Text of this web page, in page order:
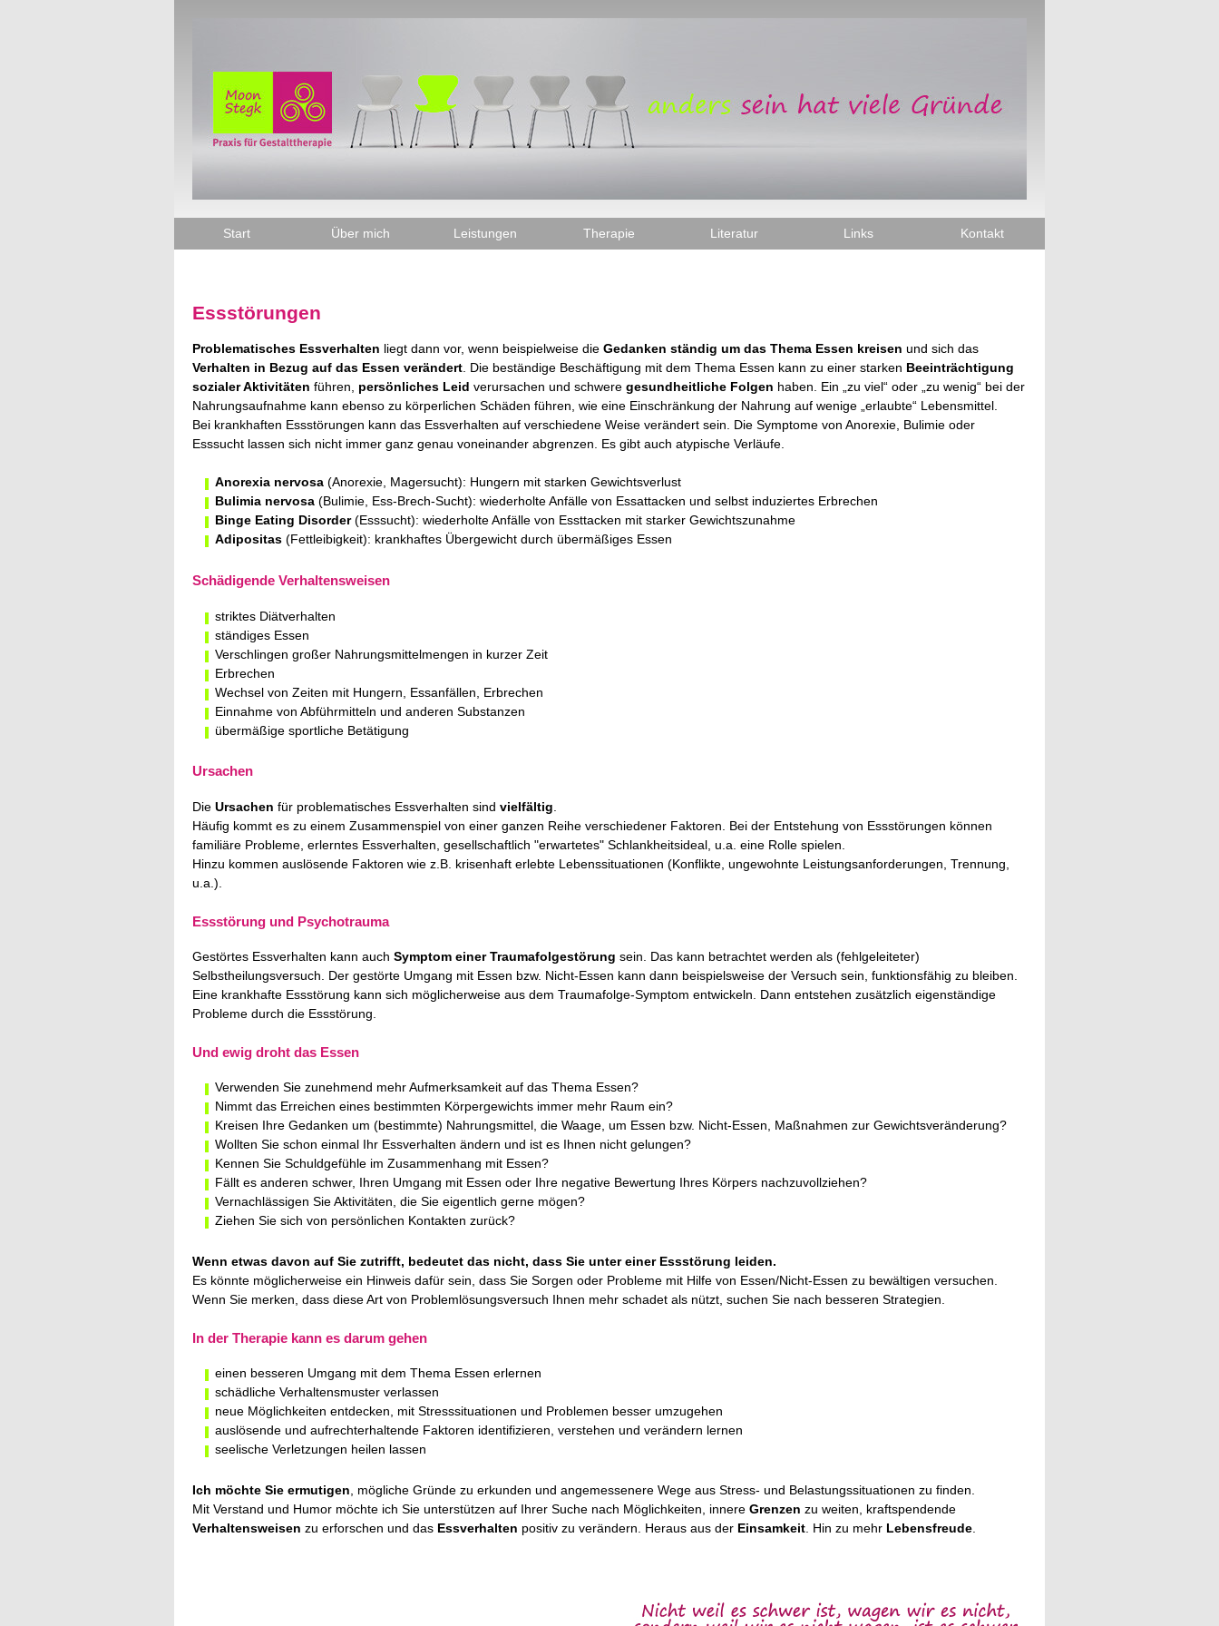
Start Über mich Leistungen Therapie Literatur Links Kontakt
Essstörungen
Problematisches Essverhalten liegt dann vor, wenn beispielweise die Gedanken ständig um das Thema Essen kreisen und sich das
Verhalten in Bezug auf das Essen verändert. Die beständige Beschäftigung mit dem Thema Essen kann zu einer starken Beeinträchtigung
sozialer Aktivitäten führen, persönliches Leid verursachen und schwere gesundheitliche Folgen haben. Ein „zu viel“ oder „zu wenig“ bei der
Nahrungsaufnahme kann ebenso zu körperlichen Schäden führen, wie eine Einschränkung der Nahrung auf wenige „erlaubte“ Lebensmittel.
Bei krankhaften Essstörungen kann das Essverhalten auf verschiedene Weise verändert sein. Die Symptome von Anorexie, Bulimie oder
Esssucht lassen sich nicht immer ganz genau voneinander abgrenzen. Es gibt auch atypische Verläufe.
Anorexia nervosa (Anorexie, Magersucht): Hungern mit starken Gewichtsverlust
Bulimia nervosa (Bulimie, Ess-Brech-Sucht): wiederholte Anfälle von Essattacken und selbst induziertes Erbrechen
Binge Eating Disorder(Esssucht): wiederholte Anfälle von Essttacken mit starker Gewichtszunahme
Adipositas (Fettleibigkeit): krankhaftes Übergewicht durch übermäßiges Essen
Schädigende Verhaltensweisen
striktes Diätverhalten
ständiges Essen
Verschlingen großer Nahrungsmittelmengen in kurzer Zeit
Erbrechen
Wechsel von Zeiten mit Hungern, Essanfällen, Erbrechen
Einnahme von Abführmitteln und anderen Substanzen
übermäßige sportliche Betätigung
Ursachen
Die Ursachen für problematisches Essverhalten sind vielfältig
Häufig kommt es zu einem Zusammenspiel von einer ganzen Reihe verschiedener Faktoren. Bei der Entstehung von Essstörungen können
familiäre Probleme, erlerntes Essverhalten, gesellschaftlich "erwartetes" Schlankheitsideal, u.a. eine Rolle spielen.
Hinzu kommen auslösende Faktoren wie z.B. krisenhaft erlebte Lebenssituationen (Konflikte, ungewohnte Leistungsanforderungen, Trennung,
u.a.).
Essstörung und Psychotrauma
Gestörtes Essverhalten kann auch Symptom einer Traumafolgestörung sein. Das kann betrachtet werden als (fehlgeleiteter)
Selbstheilungsversuch. Der gestörte Umgang mit Essen bzw. Nicht-Essen kann dann beispielsweise der Versuch sein, funktionsfähig zu bleiben.
Eine krankhafte Essstörung kann sich möglicherweise aus dem Traumafolge-Symptom entwickeln. Dann entstehen zusätzlich eigenständige
Probleme durch die Essstörung.
Und ewig droht das Essen
Verwenden Sie zunehmend mehr Aufmerksamkeit auf das Thema Essen?
Nimmt das Erreichen eines bestimmten Körpergewichts immer mehr Raum ein?
Kreisen Ihre Gedanken um (bestimmte) Nahrungsmittel, die Waage, um Essen bzw. Nicht-Essen, Maßnahmen zur Gewichtsveränderung?
Wollten Sie schon einmal Ihr Essverhalten ändern und ist es Ihnen nicht gelungen?
Kennen Sie Schuldgefühle im Zusammenhang mit Essen?
Fällt es anderen schwer, Ihren Umgang mit Essen oder Ihre negative Bewertung Ihres Körpers nachzuvollziehen?
Vernachlässigen Sie Aktivitäten, die Sie eigentlich gerne mögen?
Ziehen Sie sich von persönlichen Kontakten zurück?
Wenn etwas davon auf Sie zutrifft, bedeutet das nicht, dass Sie unter einer Essstörung leiden.
Es könnte möglicherweise ein Hinweis dafür sein, dass Sie Sorgen oder Probleme mit Hilfe von Essen/Nicht-Essen zu bewältigen versuchen.
Wenn Sie merken, dass diese Art von Problemlösungsversuch Ihnen mehr schadet als nützt, suchen Sie nach besseren Strategien.
In der Therapie kann es darum gehen
einen besseren Umgang mit dem Thema Essen erlernen
schädliche Verhaltensmuster verlassen
neue Möglichkeiten entdecken, mit Stresssituationen und Problemen besser umzugehen
auslösende und aufrechterhaltende Faktoren identifizieren, verstehen und verändern lernen
seelische Verletzungen heilen lassen
Ich möchte Sie ermutigen , mögliche Gründe zu erkunden und angemessenere Wege aus Stress- und Belastungssituationen zu finden.
Mit Verstand und Humor möchte ich Sie unterstützen auf Ihrer Suche nach Möglichkeiten, innere Grenzen zu weiten, kraftspendende
Verhaltensweisen zu erforschen und das Essverhalten positiv zu verändern. Heraus aus der Einsamkeit . Hin zu mehr Lebensfreude